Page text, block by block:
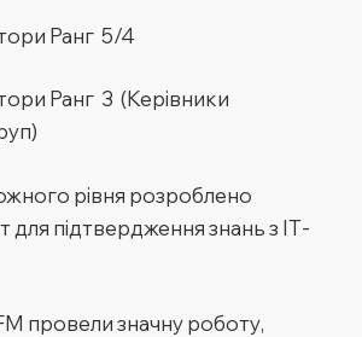
Ранг 5/4
Ранг 3 (Керівники
рівня розроблено
для підтвердження знань з ІТ-
провели значну роботу,